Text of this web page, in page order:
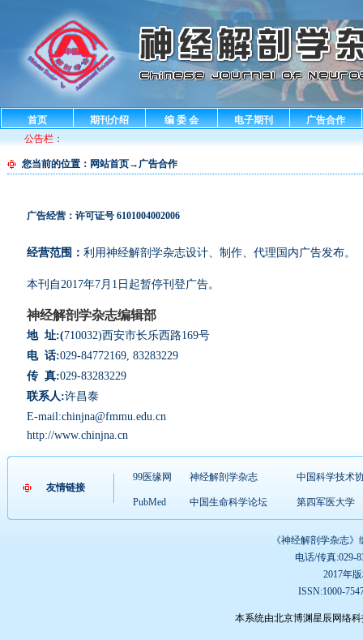
首页 期刊介绍 编 委 会 电子期刊
广告合作
公告栏：
您当前的位置： 网站首页→广告合作
广告经营：许可证号 6101004002006
经营范围： 利用神经解剖学杂志设计、制作、代理国内广告发布。
本刊自2017年7月1日起暂停刊登广告。
神经解剖学杂志编辑部
地 址:(710032)西安市长乐西路169号
电 话:029-84772169, 83283229
传 真:029-83283229
联系人:许昌泰
E-mail:chinjna@fmmu.edu.cn
http://www.chinjna .cn
友情链接
99医缘网 神经解剖学杂志 中国科学技术
PubMed 中国生命科学论坛 第四军医大学
《神经解剖学杂志
电话/传真:029-
2017年
ISSN:1000-
本系统由北京博渊星辰网络